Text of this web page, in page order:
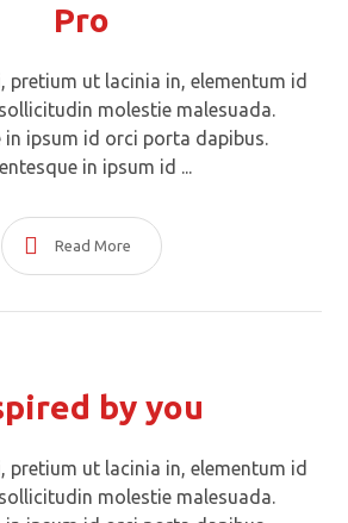
Pro
pretium ut lacinia in, elementum id
molestie malesuada.
in ipsum id orci porta dapibus.
in ipsum id ...
Read More
by you
pretium ut lacinia in, elementum id
molestie malesuada.